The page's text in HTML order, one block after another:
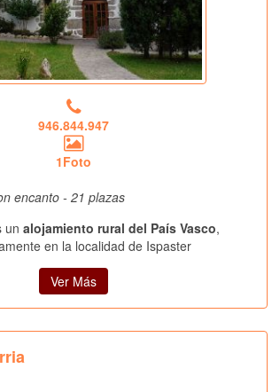
946.844.947
1Foto
encanto - 21 plazas
un alojamiento rural del País Vasco,
en la localidad de Ispaster
Ver Más